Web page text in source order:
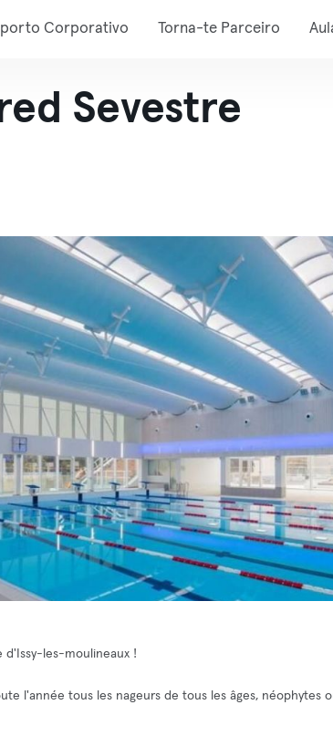
Corporativo Torna-te Parceiro
Sevestre
d'Issy-les-moulineaux !
l'année tous les nageurs de tous les âges, néophytes